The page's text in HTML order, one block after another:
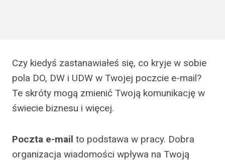
Czy kiedyś zastanawiałeś się, co kryje w sobie
pola DO, DW i UDW w Twojej poczcie e-mail?
Te skróty mogą zmienić Twoją komunikację w
świecie biznesu i więcej.
Poczta e-mail to podstawa w pracy. Dobra
organizacja wiadomości wpływa na Twoją